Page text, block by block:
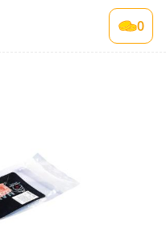
0
трим ПР с/с с/м 12 кг.,